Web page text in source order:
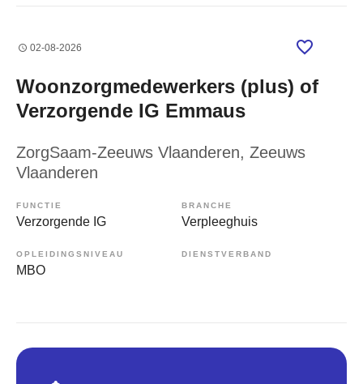
02-08-2026
Woonzorgmedewerkers (plus) of
Verzorgende IG Emmaus
ZorgSaam-Zeeuws Vlaanderen, Zeeuws
Vlaanderen
FUNCTIE
Verzorgende IG
BRANCHE
Verpleeghuis
OPLEIDINGSNIVEAU
MBO
DIENSTVERBAND